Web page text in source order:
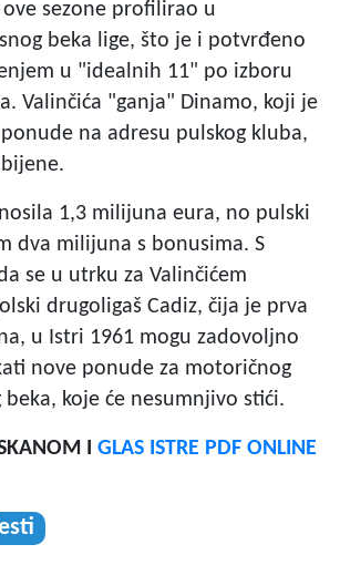
ove sezone profilirao u
beka lige, što je i potvrđeno
u "idealnih 11" po izboru
a. Valinčića "ganja" Dinamo, koji je
na adresu pulskog kluba,
1,3 milijuna eura, no pulski
dva milijuna s bonusima. S
se u utrku za Valinčićem
drugoligaš Cadiz, čija je prva
u Istri 1961 mogu zadovoljno
nove ponude za motoričnog
beka, koje će nesumnjivo stići.
I GLAS ISTRE PDF ONLINE